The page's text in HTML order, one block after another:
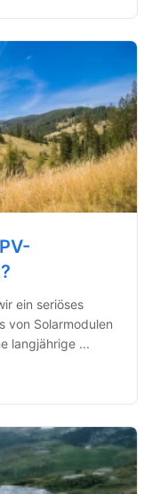
ein seriöses
von Solarmodulen
langjährige ...